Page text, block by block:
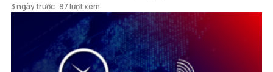
3 ngày trước 97 lượt xem